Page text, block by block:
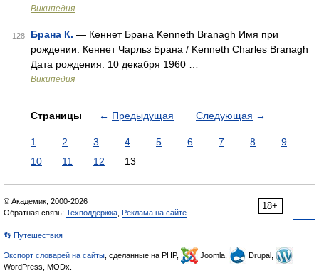
Википедия
128 Брана К. — Кеннет Брана Kenneth Branagh Имя при
рождении: Кеннет Чарльз Брана / Kenneth Charles Branagh
Дата рождения: 10 декабря 1960 …
Википедия
Страницы ← Предыдущая Следующая →
1 2 3 4 5 6 7 8
9
10
11 12 13
18+
© Академик, 2000-2026
Обратная связь: Техподдержка Реклама на сайте
👣 Путешествия
Экспорт словарей на сайты , сделанные на PHP, Joomla,
Drupal,
WordPress, MODx.